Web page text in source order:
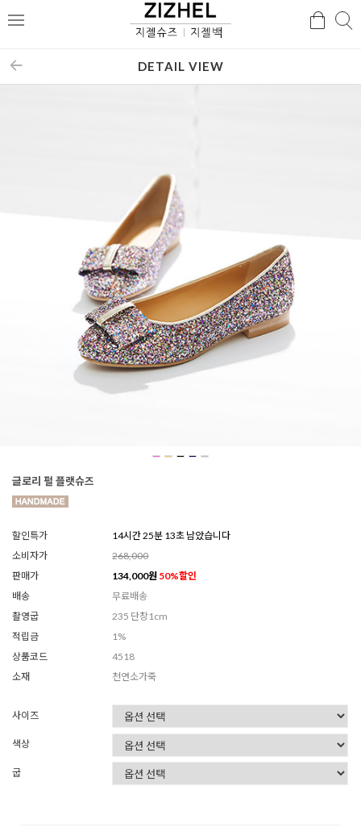
메
검
DETAIL VIEW
글로리 펄 플랫슈즈
할인특가
14시간 25분 11초 남았습니다
소비자가
268,000
판매가
134,000원 50%할인
배송
무료배송
촬영굽
235 단창1cm
적립금
1%
상품코드
4518
소재
천연소가죽
사이즈
색상
굽